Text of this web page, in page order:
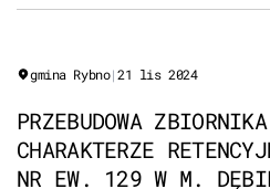
i wybuduj", Gmina Rybno.
gmina Rybno|21 lis 2024
PRZEBUDOWA
CHARAKTERZE
NR EW. 129 W M.